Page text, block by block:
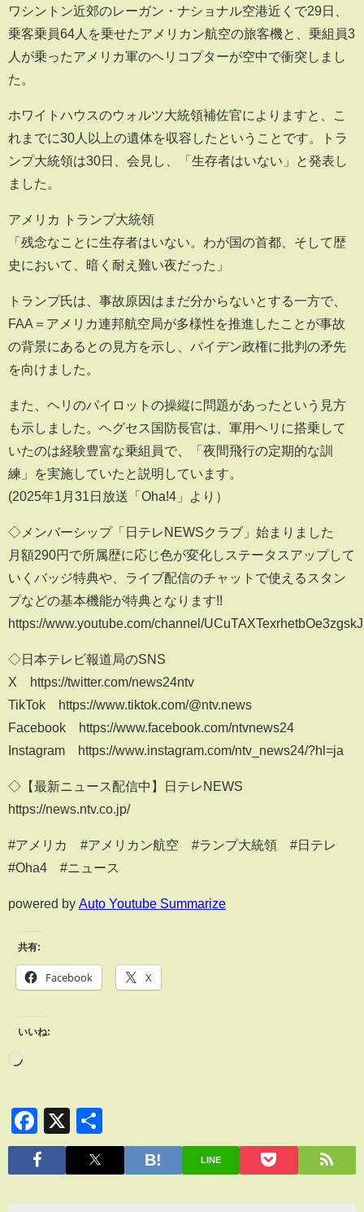
ワシントン近郊のレーガン・ナショナル空港近くで29日、
乗客乗員64人を乗せたアメリカン航空の旅客機と、乗組員3
人が乗ったアメリカ軍のヘリコプターが空中で衝突しまし
た。
ホワイトハウスのウォルツ大統領補佐官によりますと、こ
れまでに30人以上の遺体を収容したということです。トラ
ンプ大統領は30日、会見し、「生存者はいない」と発表し
ました。
アメリカ トランプ大統領
「残念なことに生存者はいない。わが国の首都、そして歴
史において、暗く耐え難い夜だった」
トランプ氏は、事故原因はまだ分からないとする一方で、
FAA＝アメリカ連邦航空局が多様性を推進したことが事故
の背景にあるとの見方を示し、バイデン政権に批判の矛先
を向けました。
また、ヘリのパイロットの操縦に問題があったという見方
も示しました。ヘグセス国防長官は、軍用ヘリに搭乗して
いたのは経験豊富な乗組員で、「夜間飛行の定期的な訓
練」を実施していたと説明しています。
(2025年1月31日放送「Oha!4」より）
◇メンバーシップ「日テレNEWSクラブ」始まりました
月額290円で所属歴に応じ色が変化しステータスアップして
いくバッジ特典や、ライブ配信のチャットで使えるスタン
プなどの基本機能が特典となります!!
https://www.youtube.com/channel/
◇日本テレビ報道局のSNS
X https://twitter.com/news24ntv
TikTok https://www.tiktok.com/@ntv.news
Facebook https://www.facebook.com/ntvnews24
Instagram https://www.instagram.com/ntv_news24/?hl=ja
◇【最新ニュース配信中】日テレNEWS
https://news.ntv.co.jp/
#アメリカ #アメリカン航空 #ランプ大統領 #日テレ
#Oha4 #ニュース
powered by Auto Youtube Summarize
共有:
Facebook X
いいね:
Facebook
X
有
LINE